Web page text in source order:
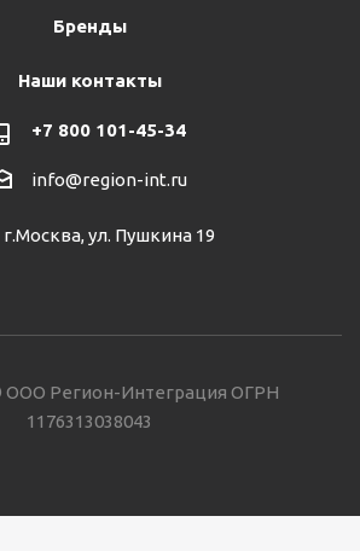
Бренды
Наши контакты
+7 800 101-45-34
info@region-int.ru
г.Москва, ул. Пушкина 19
ООО Регион-Интеграция ОГРН
1176313038043